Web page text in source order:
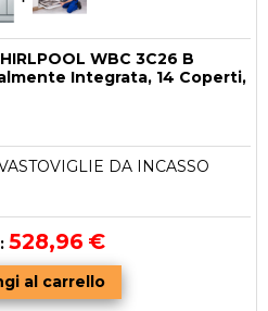
WBC 3C26 B
Integrata, 14 Coperti,
DA INCASSO
528,96 €